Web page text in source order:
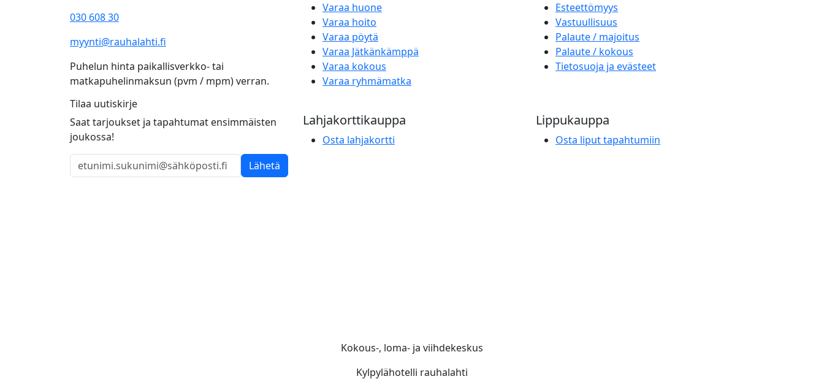
030 608 30
myynti@rauhalahti.fi
Puhelun hinta paikallisverkko- tai
matkapuhelinmaksun (pvm / mpm) verran.
Tilaa uutiskirje
Saat tarjoukset ja tapahtumat ensimmäisten
joukossa!
Lähetä
Varaa huone
Varaa hoito
Varaa pöytä
Varaa Jätkänkämppä
Varaa kokous
Varaa ryhmämatka
Esteettömyys
Vastuullisuus
Palaute / majoitus
Palaute / kokous
Tietosuoja ja evästeet
Lahjakorttikauppa
Osta lahjakortti
Lippukauppa
Osta liput tapahtumiin
Kokous-, loma- ja viihdekeskus
Kylpylähotelli rauhalahti